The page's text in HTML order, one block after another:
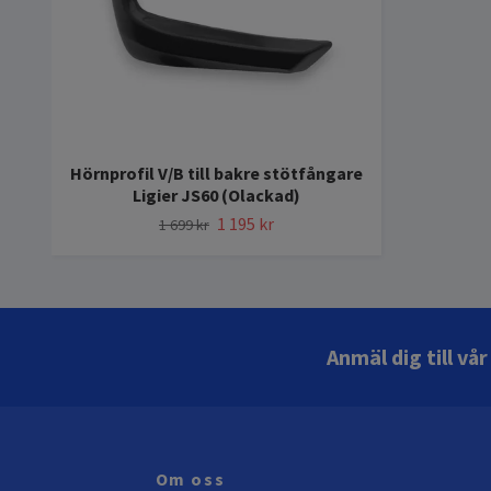
Hörnprofil V/B till bakre stötfångare
Ligier JS60 (Olackad)
1 699 kr 1 195 kr
Anmäl dig till
Om oss